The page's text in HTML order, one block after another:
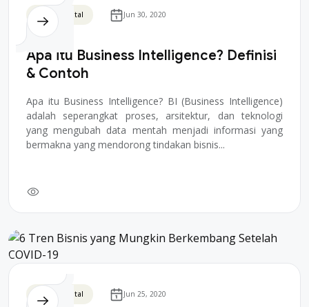
Bisnis Digital Jun 30, 2020
Apa itu Business Intelligence? Definisi
& Contoh
Apa itu Business Intelligence? BI (Business Intelligence)
adalah seperangkat proses, arsitektur, dan teknologi
yang mengubah data mentah menjadi informasi yang
bermakna yang mendorong tindakan bisnis...
Bisnis Digital Jun 25, 2020